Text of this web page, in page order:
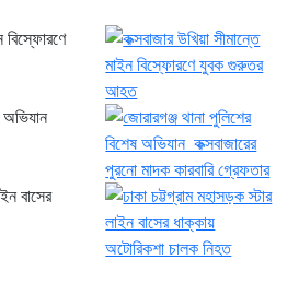
বিস্ফোরণে
অভিযান
বাসের